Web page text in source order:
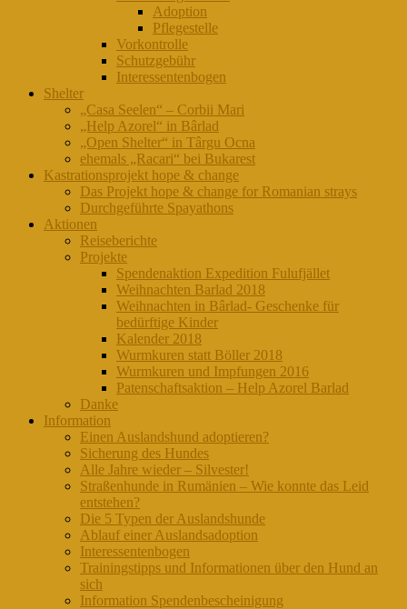
Adoption
Pflegestelle
Vorkontrolle
Schutzgebühr
Interessentenbogen
Shelter
„Casa Seelen“ – Corbii Mari
„Help Azorel“ in Bârlad
„Open Shelter“ in Târgu Ocna
ehemals „Racari“ bei Bukarest
Kastrationsprojekt hope & change
Das Projekt hope & change for Romanian strays
Durchgeführte Spayathons
Aktionen
Reiseberichte
Projekte
Spendenaktion Expedition Fulufjället
Weihnachten Barlad 2018
Weihnachten in Bârlad- Geschenke für
bedürftige Kinder
Kalender 2018
Wurmkuren statt Böller 2018
Wurmkuren und Impfungen 2016
Patenschaftsaktion – Help Azorel Barlad
Danke
Information
Einen Auslandshund adoptieren?
Sicherung des Hundes
Alle Jahre wieder – Silvester!
Straßenhunde in Rumänien – Wie konnte das Leid
entstehen?
Die 5 Typen der Auslandshunde
Ablauf einer Auslandsadoption
Interessentenbogen
Trainingstipps und Informationen über den Hund an
sich
Information Spendenbescheinigung